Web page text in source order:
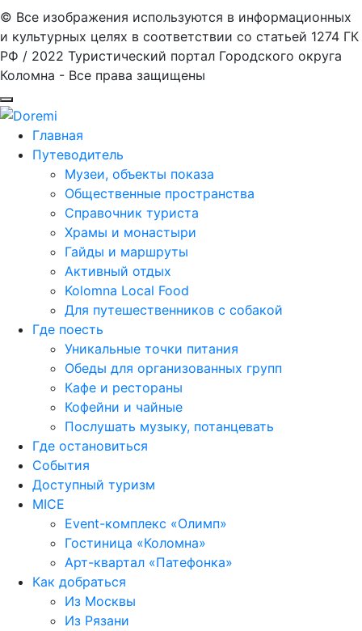
© Все изображения используются в информационных
и культурных целях в соответствии со статьей 1274 ГК
РФ / 2022 Туристический портал Городского округа
Коломна - Все права защищены
Главная
Путеводитель
Музеи, объекты показа
Общественные пространства
Справочник туриста
Храмы и монастыри
Гайды и маршруты
Активный отдых
Kolomna Local Food
Для путешественников с собакой
Где поесть
Уникальные точки питания
Обеды для организованных групп
Кафе и рестораны
Кофейни и чайные
Послушать музыку, потанцевать
Где остановиться
События
Доступный туризм
MICE
Event-комплекс «Олимп»
Гостиница «Коломна»
Арт-квартал «Патефонка»
Как добраться
Из Москвы
Из Рязани